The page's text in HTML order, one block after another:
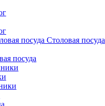
Столовая посуда
посуда